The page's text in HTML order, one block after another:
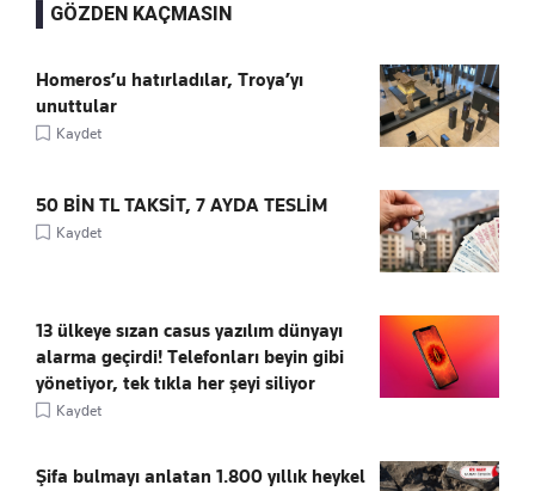
GÖZDEN KAÇMASIN
Homeros’u hatırladılar, Troya’yı
unuttular
Kaydet
50 BİN TL TAKSİT, 7 AYDA TESLİM
Kaydet
13 ülkeye sızan casus yazılım dünyayı
alarma geçirdi! Telefonları beyin gibi
yönetiyor, tek tıkla her şeyi siliyor
Kaydet
Şifa bulmayı anlatan 1.800 yıllık heykel